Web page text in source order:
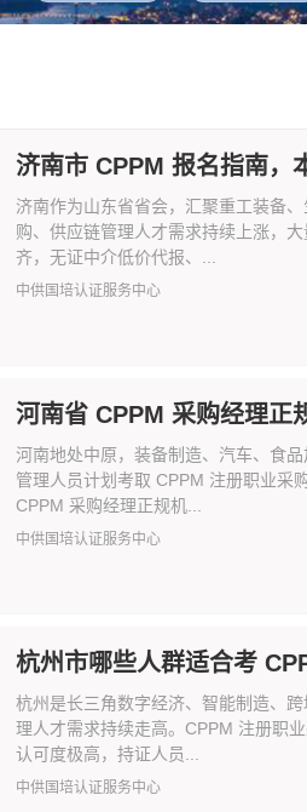
济南市 CPPM 报名指南，
济南作为山东省省会，汇聚重工装备
购、供应链管理人才需求持续上涨，
齐，无证中介低价代报、...
中供国培认证服务中心
河南省 CPPM 采购经理正
河南地处中原，装备制造、汽车、食
管理人员计划考取 CPPM 注册职业采
CPPM 采购经理正规机...
中供国培认证服务中心
杭州市哪些人群适合考
杭州是长三角数字经济、智能制造、
理人才需求持续走高。CPPM 注册职
认可度极高，持证人员...
中供国培认证服务中心